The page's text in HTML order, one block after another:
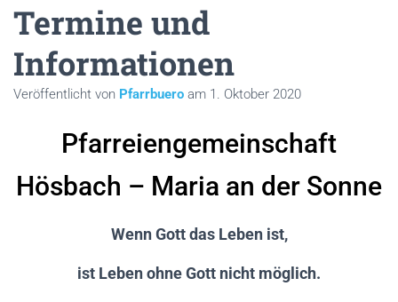
Termine und
Informationen
Veröffentlicht von Pfarrbuero am 1. Oktober 2020
Pfarreiengemeinschaft
Hösbach – Maria an der Sonne
Wenn Gott das Leben ist,
ist Leben ohne Gott nicht möglich.